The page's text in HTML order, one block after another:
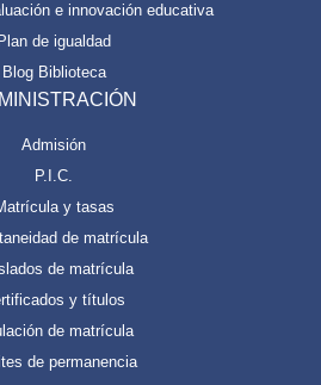
e innovación educativa
Plan de igualdad
Blog Biblioteca
Admisión
P.I.C.
y tasas
de matrícula
de matrícula
y títulos
de matrícula
de permanencia